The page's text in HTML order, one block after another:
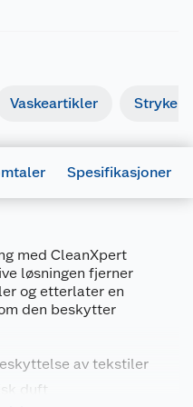
Vaskeartikler
Spesifikasjoner
med CleanXpert
løsningen fjerner
og etterlater en
den beskytter
av tekstiler
duft
8717417017720
1 L